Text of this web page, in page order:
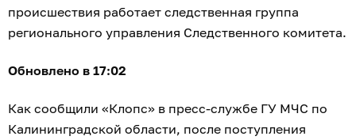
происшествия работает следственная группа
регионального управления Следственного комитета.
Обновлено в 17:02
Как сообщили «Клопс» в пресс-службе ГУ МЧС по
Калининградской области, после поступления